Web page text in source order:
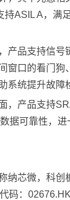
持ASIL A，满
产品支持信号
窗口的看门狗
系统提升故障
，产品支持
据可靠性，
纳芯微，科创
码：